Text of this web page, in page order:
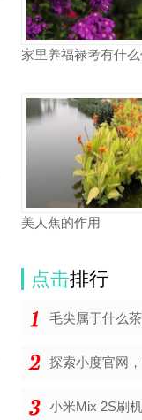
家里养福禄考有什么
美人蕉的作用
点击排行
毛尖属于什么
探索小度官网